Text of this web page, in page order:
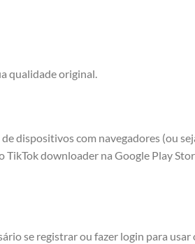
qualidade original.
dispositivos com navegadores (ou
downloader na Google Play
se registrar ou fazer login para